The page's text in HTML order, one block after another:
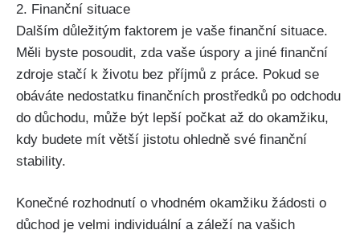
2. Finanční situace
Dalším důležitým faktorem je vaše finanční situace.
Měli byste posoudit, zda vaše úspory a jiné finanční
zdroje stačí k životu bez příjmů z práce. Pokud se
obáváte nedostatku finančních prostředků po odchodu
do důchodu, může být lepší počkat až do okamžiku,
kdy budete mít větší jistotu ohledně své finanční
stability.
Konečné rozhodnutí o vhodném okamžiku žádosti o
důchod je velmi individuální a záleží na vašich